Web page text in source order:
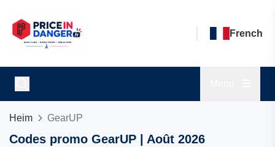
French
Heim GearUP
Codes promo GearUP | Août 2026